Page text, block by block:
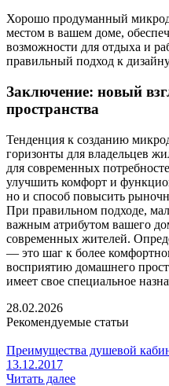
Хорошо продуманный
местом в вашем доме,
возможности для отдыха и
правильный подход к
Заключение: новый
пространства
Тенденция к созданию
горизонты для владельцев
для современных
улучшить комфорт и
но и способ повысить
При правильном подходе,
важным атрибутом вашего
современных жителей.
— это шаг к более
восприятию домашнего
имеет свое специальное
28.02.2026
Рекомендуемые статьи
Преимущества душевой
13.12.2017
Читать далее